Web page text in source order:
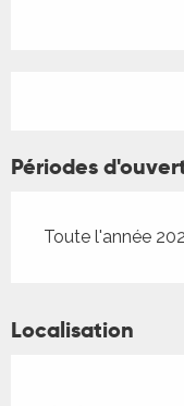
Périodes
Toute l'année
Localisation